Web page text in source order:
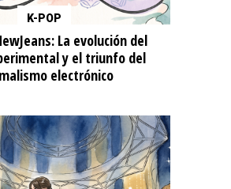
K-POP
La evolución del
y el triunfo del
electrónico